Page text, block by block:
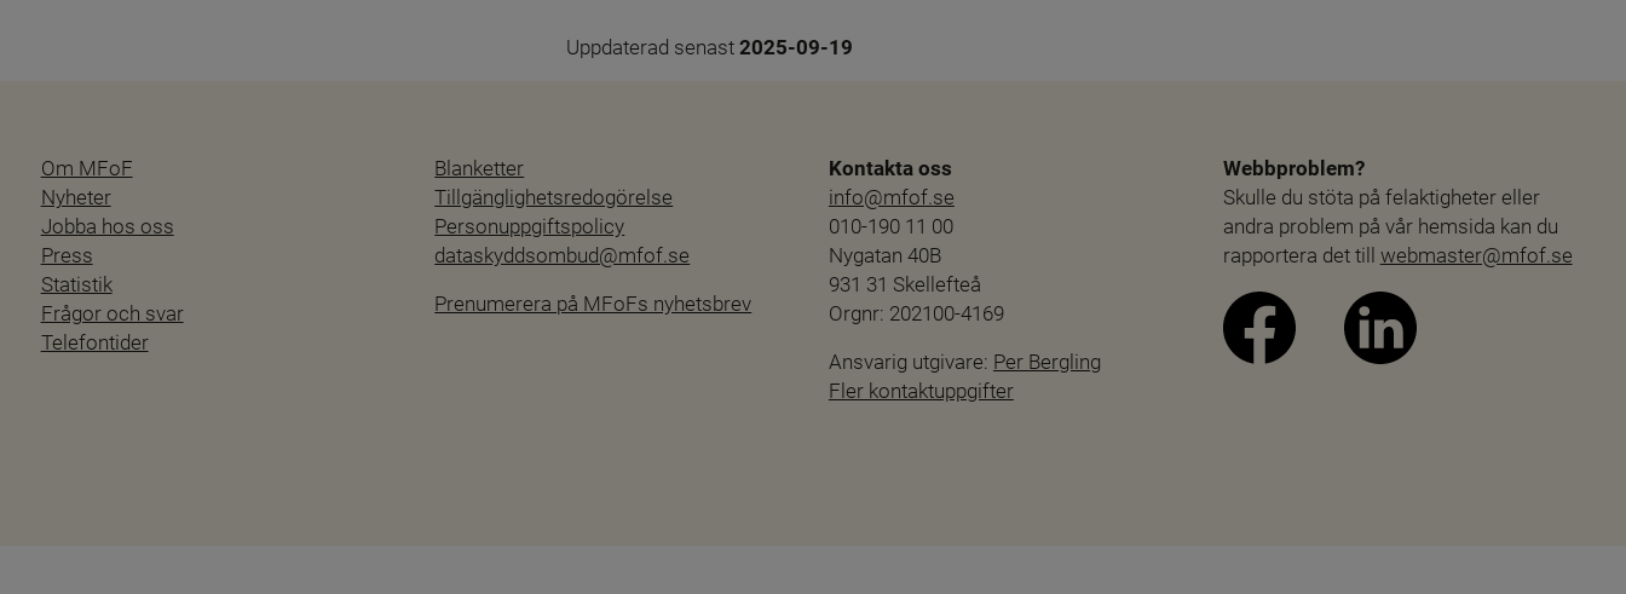
Uppdaterad senast 2025-09-19
Om MFoF
Nyheter
Jobba hos oss
Press
Statistik
Frågor och svar
Telefontider
Blanketter
Tillgänglighetsredogörelse
Personuppgiftspolicy
dataskyddsombud@mfof.se
Prenumerera på MFoFs nyhetsbrev
Kontakta oss
info@mfof.se
010-190 11 00
Nygatan 40B
931 31 Skellefteå
Orgnr: 202100-4169
Ansvarig utgivare: Per Bergling
Fler kontaktuppgifter
Webbproblem?
Skulle du stöta på felaktigheter eller
andra problem på vår hemsida kan du
rapportera det till webmaster@mfof.se